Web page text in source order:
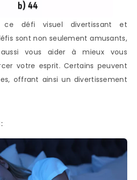
ce défi visuel divertissant et
sont non seulement amusants,
vous aider à mieux vous
votre esprit. Certains peuvent
offrant ainsi un divertissement